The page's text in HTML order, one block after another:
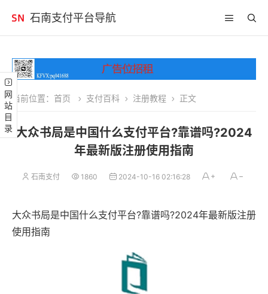
石南支付平台导航
网站目录 当前位置： 首页 支付百科 注册教程 正文
大众书局是中国什么支付平台?靠谱吗?2024
年最新版注册使用指南
石南支付 1860 2024-10-16 02:16:28
大众书局是中国什么支付平台?靠谱吗?2024年最新版注册
使用指南